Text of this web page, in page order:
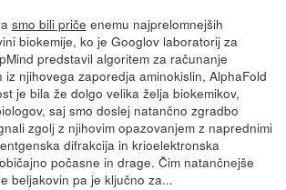
smo bili priče enemu najprelomnejših
biokemije, ko je Googlov laboratorij za
predstavil algoritem za računanje
njihovega zaporedja aminokislin, AlphaFold
je bila že dolgo velika želja biokemikov,
saj smo doslej natančno zgradbo
zgolj z njihovim opazovanjem z naprednimi
difrakcija in krioelektronska
počasne in drage. Čim natančnejše
beljakovin pa je ključno za...